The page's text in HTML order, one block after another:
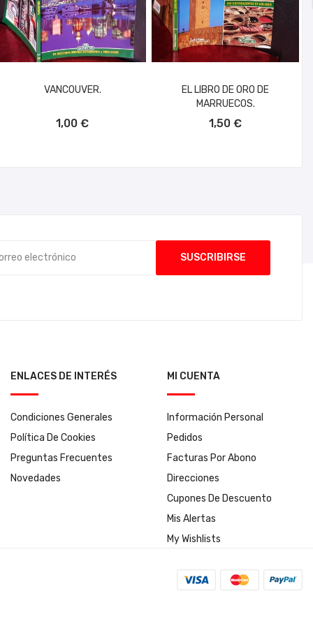
VANCOUVER.
1,00 €
EL LIBRO DE ORO DE
MARRUECOS.
1,50 €
ENLACES DE INTERÉS
Condiciones Generales
Política De Cookies
Preguntas Frecuentes
Novedades
MI CUENTA
Información Personal
Pedidos
Facturas Por Abono
Direcciones
Cupones De Descuento
Mis Alertas
My Wishlists